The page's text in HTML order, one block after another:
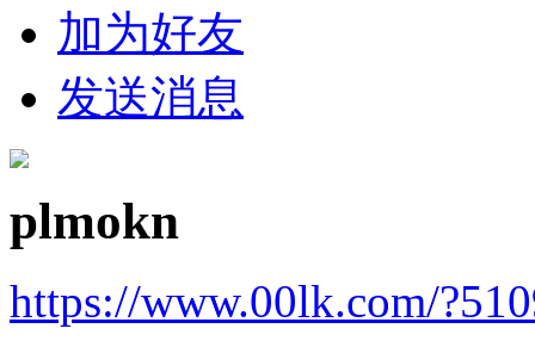
加为好友
发送消息
plmokn
https://www.00lk.com/